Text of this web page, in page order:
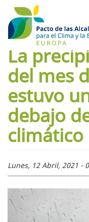
La
del mes
estuvo
debajo
Lunes, 12 Abril, 2021 -